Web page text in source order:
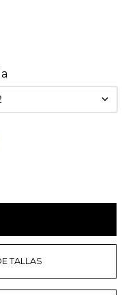
TALLAS